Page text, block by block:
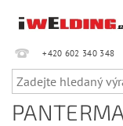
+420 602 340 348‎‎